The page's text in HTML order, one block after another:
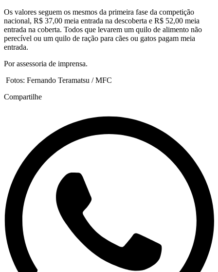
Os valores seguem os mesmos da primeira fase da competição
nacional, R$ 37,00 meia entrada na descoberta e R$ 52,00 meia
entrada na coberta. Todos que levarem um quilo de alimento não
perecível ou um quilo de ração para cães ou gatos pagam meia
entrada.
Por assessoria de imprensa.
Fotos: Fernando Teramatsu / MFC
Compartilhe